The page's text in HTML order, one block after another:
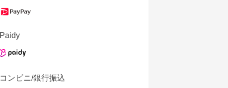
Paidy
コンビニ/銀行振込